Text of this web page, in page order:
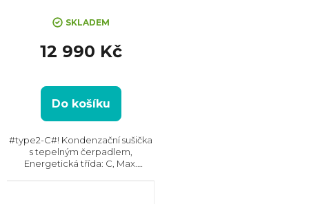
SKLADEM
12 990 Kč
Do košíku
#type2-C#! Kondenzační sušička
s tepelným čerpadlem,
Energetická třída: C, Max.